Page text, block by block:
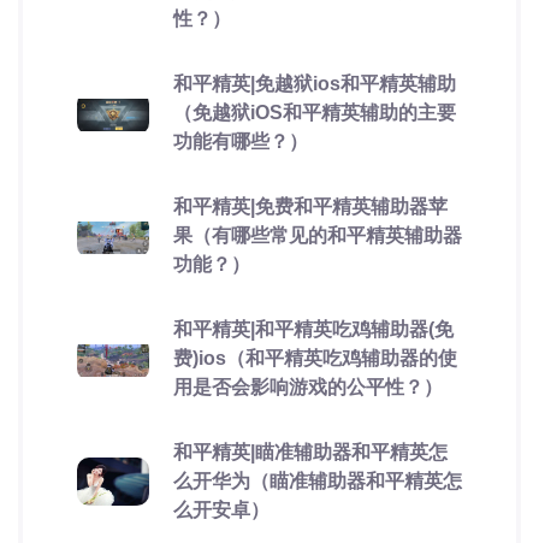
性？）
和平精英|免越狱ios和平精英辅助
（免越狱iOS和平精英辅助的主要
功能有哪些？）
和平精英|免费和平精英辅助器苹
果（有哪些常见的和平精英辅助器
功能？）
和平精英|和平精英吃鸡辅助器(免
费)ios（和平精英吃鸡辅助器的使
用是否会影响游戏的公平性？）
和平精英|瞄准辅助器和平精英怎
么开华为（瞄准辅助器和平精英怎
么开安卓）